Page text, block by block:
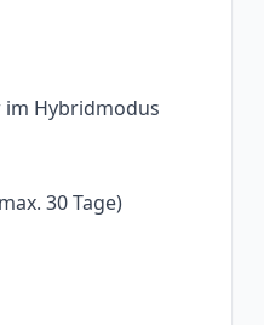
im Hybridmodus
30 Tage)